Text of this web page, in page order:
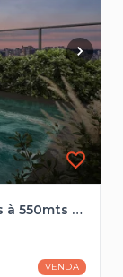
Apartamento à venda 73m², 2 vagas à 550mts da estação Oscar Freire
VENDA